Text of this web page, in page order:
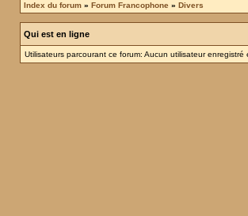
Index du forum » Forum Francophone » Divers
Qui est en ligne
Utilisateurs parcourant ce forum: Aucun utilisateur enregistré